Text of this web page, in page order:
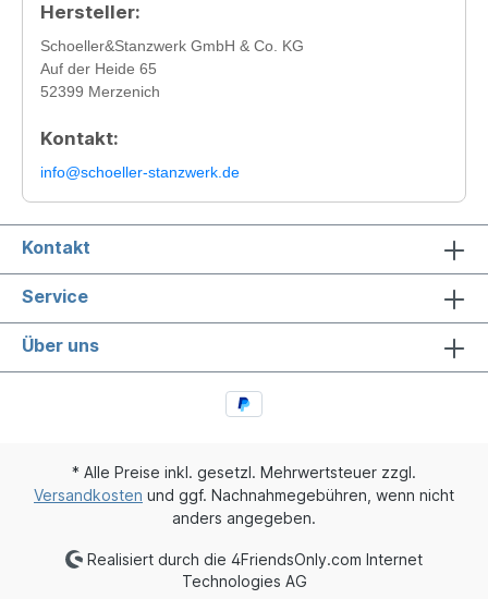
Hersteller:
Schoeller&Stanzwerk GmbH & Co. KG
Auf der Heide 65
52399 Merzenich
Kontakt:
info@schoeller-stanzwerk.de
Kontakt
Service
Über uns
* Alle Preise inkl. gesetzl. Mehrwertsteuer zzgl.
Versandkosten und ggf. Nachnahmegebühren, wenn nicht
anders angegeben.
Realisiert durch die 4FriendsOnly.com Internet
Technologies AG